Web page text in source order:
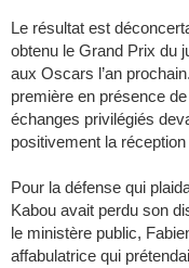
Le résultat est
obtenu le Grand Prix du
aux Oscars l’an
première en présence
échanges privilégiés
positivement la
Pour la défense qui
Kabou avait perdu son
le ministère public,
affabulatrice qui